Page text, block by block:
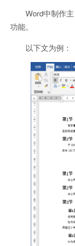
Word中制作
功能。
以下文为例：